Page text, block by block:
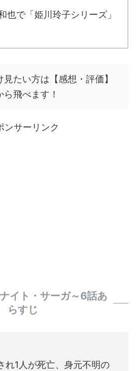
也で「姫川玲子シリーズ」
見たい方は【感想・評価】
飛べます！
ンサーリンク
イト・サーガ～6話あ
らすじ
1人が死亡、身元不明の